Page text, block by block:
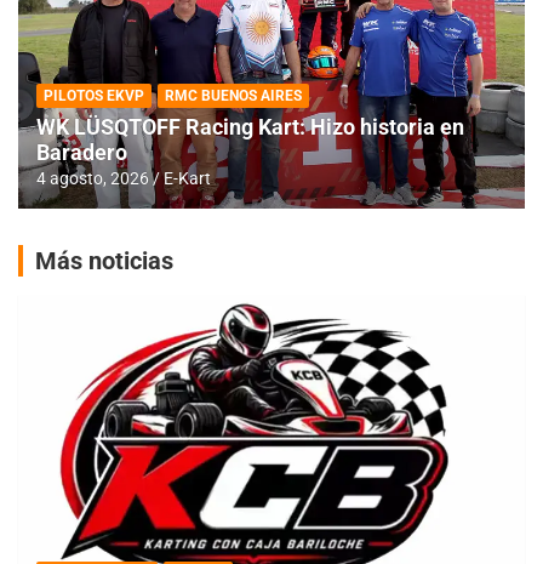
PILOTOS EKVP RMC BUENOS AIRES
WK LÜSQTOFF Racing Kart: Hizo historia en
Baradero
4 agosto, 2026 E-Kart
Más noticias